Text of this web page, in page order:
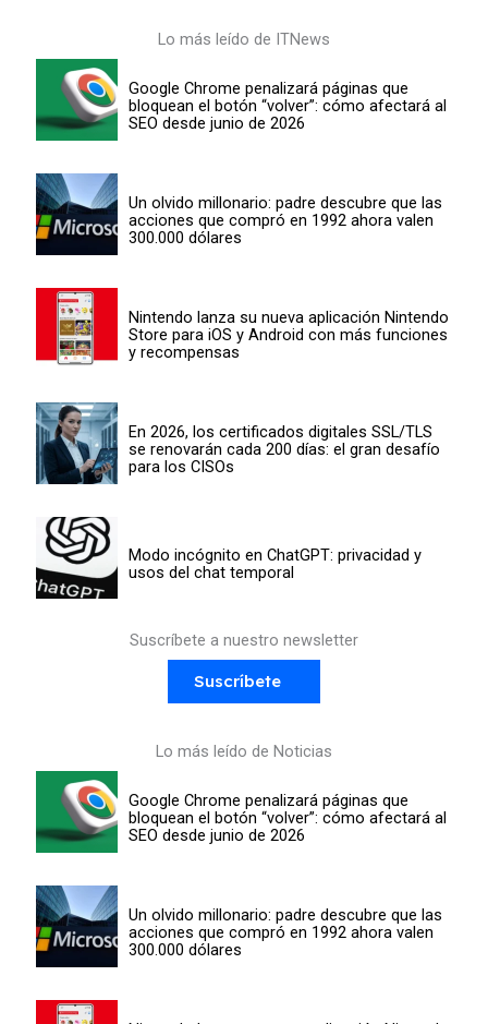
Lo más leído de ITNews
Google Chrome penalizará páginas que
bloquean el botón “volver”: cómo afectará al
SEO desde junio de 2026
Un olvido millonario: padre descubre que las
acciones que compró en 1992 ahora valen
300.000 dólares
Nintendo lanza su nueva aplicación Nintendo
Store para iOS y Android con más funciones
y recompensas
En 2026, los certificados digitales SSL/TLS
se renovarán cada 200 días: el gran desafío
para los CISOs
Modo incógnito en ChatGPT: privacidad y
usos del chat temporal
Suscríbete a nuestro newsletter
Suscríbete
Lo más leído de Noticias
Google Chrome penalizará páginas que
bloquean el botón “volver”: cómo afectará al
SEO desde junio de 2026
Un olvido millonario: padre descubre que las
acciones que compró en 1992 ahora valen
300.000 dólares